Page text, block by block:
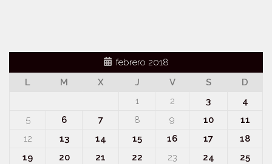
febrero 2018
L
M X J V S
D
1
2 3
4
5
6 7 8 9 10
11
12
13 14 15 16 17
18
19
20 21 22 23 24
25